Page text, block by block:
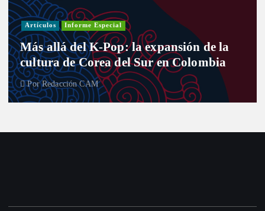
la
Informe Especial Política
Entre curules y violencia de
desafío de las mujeres para el
Congreso
PorRedacción CAM